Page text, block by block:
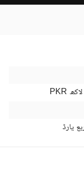
PKR